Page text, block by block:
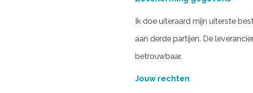
Ik doe uiteraard mijn uiterste
aan derde partijen. De
betrouwbaar.
Jouw rechten